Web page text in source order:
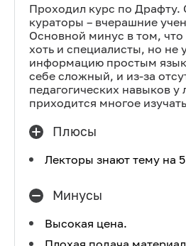
Проходил курс по
кураторы – вчерашние
Основной минус в том, что
хоть и специалисты, но не
информацию простым
себе сложный, и из-за
педагогических навыков у
приходится многое
Плюсы
Лекторы знают тему на
Минусы
Высокая цена.